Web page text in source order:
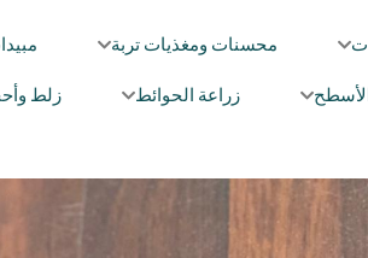
محسنات ومغذيات تربة
زراعة الحوائط زلط